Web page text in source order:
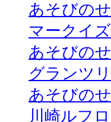
あそびの
マークイ
あそびの
グランツ
あそびの
川崎ルフ